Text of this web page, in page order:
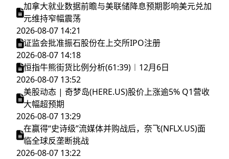
加拿大就业数据前瞻与美联储降息预期影响美元兑加
元维持窄幅震荡
2026-08-07 14:21
证监会批准振石股份在上交所IPO注册
2026-08-07 14:18
恒指牛熊街货比例分析(61:39)︱12月6日
2026-08-07 13:52
美股动态 | 奇梦岛(HERE.US)股价上涨逾5% Q1营收
大幅超预期
2026-08-07 13:29
在赢得“史诗级”流媒体并购战后，奈飞(NFLX.US)面
临全球反垄断挑战
2026-08-07 13:22